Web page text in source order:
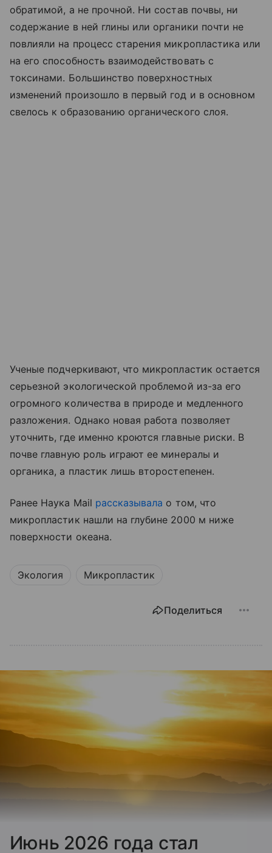
обратимой, а не прочной. Ни состав почвы, ни
содержание в ней глины или органики почти не
повлияли на процесс старения микропластика или
на его способность взаимодействовать с
токсинами. Большинство поверхностных
изменений произошло в первый год и в основном
свелось к образованию органического слоя.
Ученые подчеркивают, что микропластик остается
серьезной экологической проблемой из-за его
огромного количества в природе и медленного
разложения. Однако новая работа позволяет
уточнить, где именно кроются главные риски. В
почве главную роль играют ее минералы и
органика, а пластик лишь второстепенен.
Ранее Наука Mail рассказывала о том, что
микропластик нашли на глубине 2000 м ниже
поверхности океана.
Экология Микропластик
Поделиться
Июнь 2026 года стал